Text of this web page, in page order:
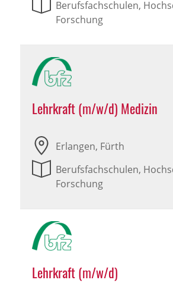
Berufsfachschulen,
Forschung
Lehrkraft (m/w/d) Medizin
Erlangen, Fürth
Berufsfachschulen,
Forschung
Lehrkraft (m/w/d)